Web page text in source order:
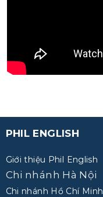
PHIL ENGLISH
Giới thiệu Phil English
Chi nhánh Hà Nội
Chi nhánh Hồ Chí Minh